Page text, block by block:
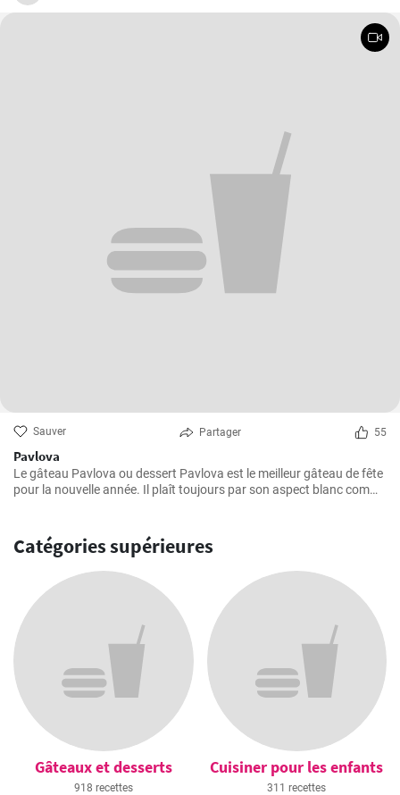
Sauver Partager 55
Pavlova
Le gâteau Pavlova ou dessert Pavlova est le meilleur gâteau de fête
pour la nouvelle année. Il plaît toujours par son aspect blanc comme
Catégories supérieures
Gâteaux et desserts
918 recettes
Cuisiner pour les enfants
311 recettes